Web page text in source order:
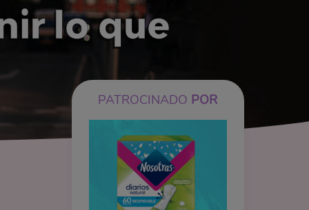
lo que
PATROCINADO POR